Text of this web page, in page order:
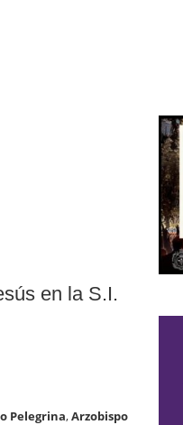
en la S.I.
Pelegrina,Arzobispo